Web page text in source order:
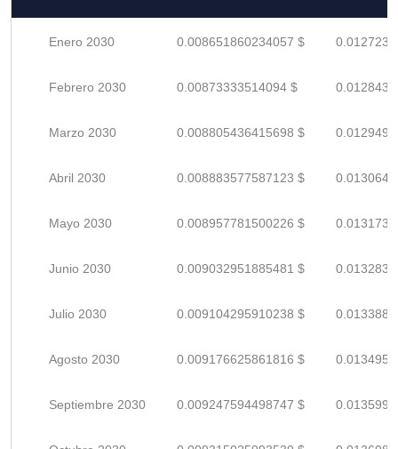
Enero 2030 0.008651860234057 $
Febrero 2030 0.00873333514094 $
Marzo 2030 0.008805436415698 $
Abril 2030 0.008883577587123 $
Mayo 2030 0.008957781500226 $
Junio 2030 0.009032951885481 $
Julio 2030 0.009104295910238 $
Agosto 2030 0.009176625861816 $
Septiembre 2030 0.009247594498747 $